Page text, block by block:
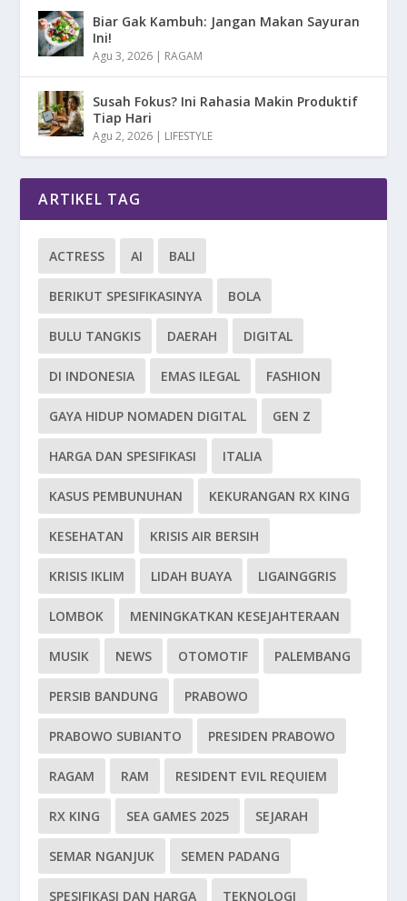
Biar Gak Kambuh: Jangan Makan Sayuran
Ini!
Agu 3, 2026 | RAGAM
Susah Fokus? Ini Rahasia Makin Produktif
Tiap Hari
Agu 2, 2026 | LIFESTYLE
ARTIKEL TAG
ACTRESS AI BALI
BERIKUT SPESIFIKASINYA BOLA
BULU TANGKIS DAERAH DIGITAL
DI INDONESIA EMAS ILEGAL FASHION
GAYA HIDUP NOMADEN DIGITAL GEN Z
HARGA DAN SPESIFIKASI ITALIA
KASUS PEMBUNUHAN KEKURANGAN RX KING
KESEHATAN KRISIS AIR BERSIH
KRISIS IKLIM LIDAH BUAYA LIGAINGGRIS
LOMBOK MENINGKATKAN KESEJAHTERAAN
MUSIK NEWS OTOMOTIF PALEMBANG
PERSIB BANDUNG PRABOWO
PRABOWO SUBIANTO PRESIDEN PRABOWO
RAGAM RAM RESIDENT EVIL REQUIEM
RX KING SEA GAMES 2025 SEJARAH
SEMAR NGANJUK SEMEN PADANG
SPESIFIKASI DAN HARGA TEKNOLOGI